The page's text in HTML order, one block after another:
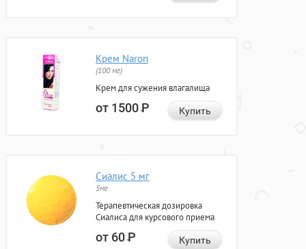
Крем Naron
(100 мг)
Крем для сужения влагалища
от 1500Р Купить
Сиалис 5 мг
5мг
Терапевтическая дозировка
Сиалиса для курсового приема
от 60Р Купить